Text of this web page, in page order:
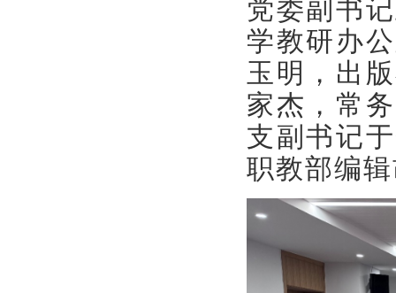
党委副书
学教研办
玉明，出
家杰，常
支副书记
职教部编